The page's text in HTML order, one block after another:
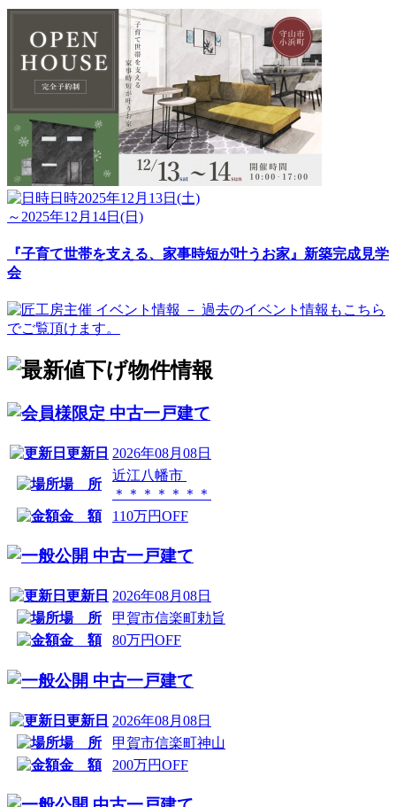
日時2025年12月13日(土)
～2025年12月14日(日)
『子育て世帯を支える、家事時短が叶うお家』新築完成見学
会
中古一戸建て
更新日 2026年08月08日
場 所
近江八幡市
＊＊＊＊＊＊＊
金 額
110万円OFF
中古一戸建て
更新日 2026年08月08日
場 所
甲賀市信楽町勅旨
金 額
80万円OFF
中古一戸建て
更新日 2026年08月08日
場 所
甲賀市信楽町神山
金 額
200万円OFF